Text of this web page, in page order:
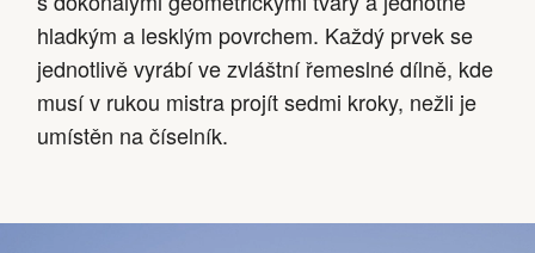
hladkým a lesklým povrchem. Každý prvek se
jednotlivě vyrábí ve zvláštní řemeslné dílně, kde
musí v rukou mistra projít sedmi kroky, nežli je
umístěn na číselník.